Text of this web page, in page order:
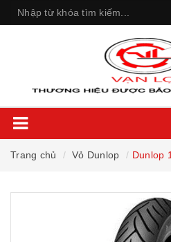
Trang chủ Vỏ Dunlop Dunlop